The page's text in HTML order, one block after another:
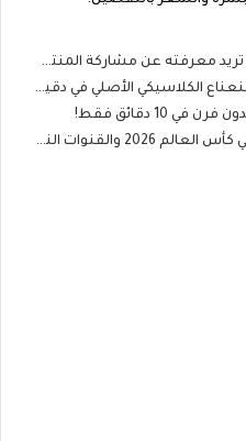
مشاركة المنتخب الأردني في كأس العالم
الكلاسيكي الأصلي في دقيقتين
10 دقائق فقط!
والتشكيل المتوقع